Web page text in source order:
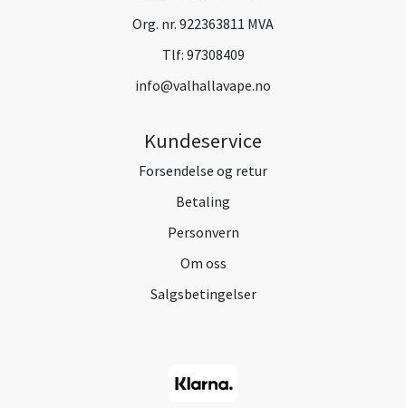
Org. nr. 922363811 MVA
Tlf: 97308409
info@valhallavape.no
Kundeservice
Forsendelse og retur
Betaling
Personvern
Om oss
Salgsbetingelser